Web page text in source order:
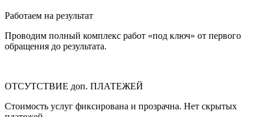
Работаем на результат
Проводим полный комплекс работ «под ключ» от первого
обращения до результата.
ОТСУТСТВИЕ доп. ПЛАТЕЖЕЙ
Стоимость услуг фиксирована и прозрачна. Нет скрытых